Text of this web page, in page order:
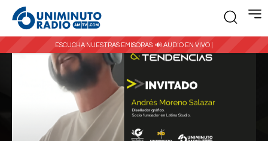
ESCUCHA NUESTRAS EMISORAS: 🔊 AUDIO EN VIVO |